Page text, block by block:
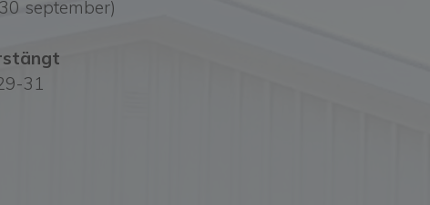
september)
31